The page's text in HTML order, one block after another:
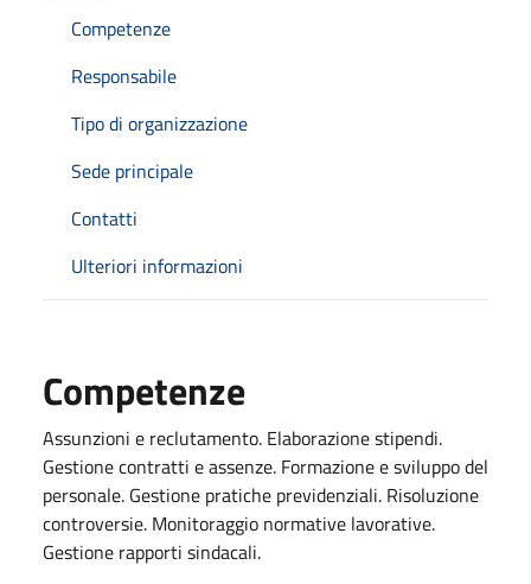
Competenze
Responsabile
Tipo di organizzazione
Sede principale
Contatti
Ulteriori informazioni
Competenze
Assunzioni e reclutamento. Elaborazione stipendi.
Gestione contratti e assenze. Formazione e sviluppo del
personale. Gestione pratiche previdenziali. Risoluzione
controversie. Monitoraggio normative lavorative.
Gestione rapporti sindacali.